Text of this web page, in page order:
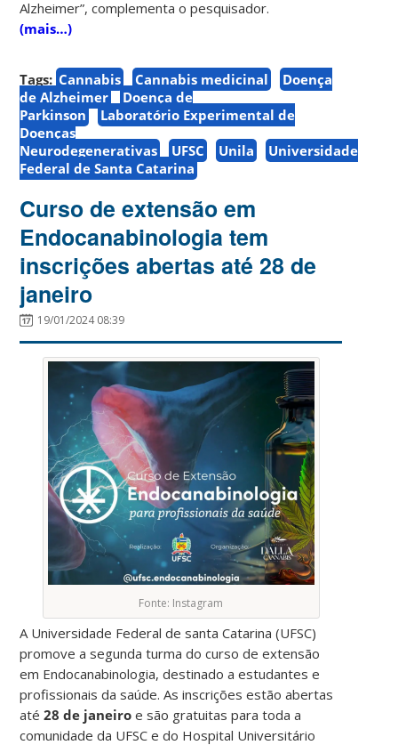
Alzheimer”, complementa o pesquisador.
(mais…)
Tags: Cannabis Cannabis medicinal
Doença
de Alzheimer
Doença de
Parkinson
Laboratório Experimental de
Doenças
Neurodegenerativas
UFSC Unila
Universidade
Federal de Santa Catarina
Curso de extensão em
Endocanabinologia tem
inscrições abertas até 28 de
janeiro
19/01/2024 08:39
Fonte: Instagram
A Universidade Federal de santa Catarina (UFSC)
promove a segunda turma do curso de extensão
em Endocanabinologia, destinado a estudantes e
profissionais da saúde. As inscrições estão abertas
até28 de janeiro e são gratuitas para toda a
comunidade da UFSC e do Hospital Universitário